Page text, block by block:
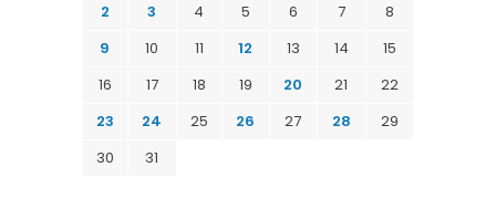
2
3 4 5 6 7
8
9
10 11 12 13 14
15
16
17 18 19 20 21
22
23
24 25 26 27 28
29
30
31